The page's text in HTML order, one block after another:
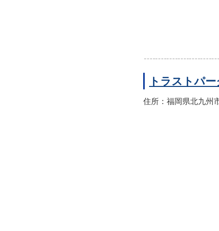
トラストパ
住所：福岡県北九州